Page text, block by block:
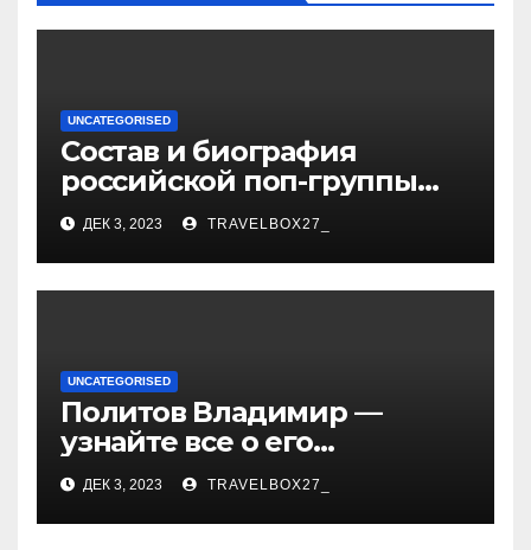
UNCATEGORISED
Состав и биография
российской поп-группы
«Иванушки интернешнл»
— история успеха, музыка
и судьбы участников
ДЕК 3, 2023 TRAVELBOX27_
UNCATEGORISED
Политов Владимир —
узнайте все о его
биографии, возрасте и
впечатляющих
достижениях!
ДЕК 3, 2023 TRAVELBOX27_